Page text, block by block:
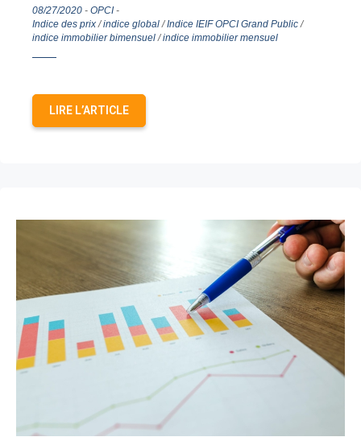
08/27/2020 - OPCI-
Indice des prix /indice global /Indice IEIF OPCI Grand Public /
indice immobilier bimensuel /indice immobilier mensuel
LIRE L’ARTICLE